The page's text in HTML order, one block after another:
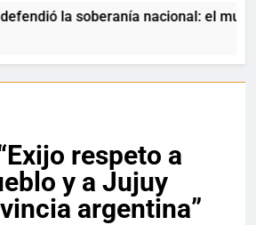
la soberanía nacional: el municipio
respeto a
y a Jujuy
argentina”